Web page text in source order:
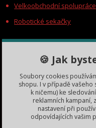
Velkoobchodní spolupráce
Robotické sekačky
KONTAKTY
Zákaznická podpora
+420 735 060 350
(Po-Čt, 8-11, 13-15 hod.)
🍪 Jak
Soubory cookies
shopu. I v případě
k ničemu) ke
reklamních kampaní,
nastavení při
odpovídajících vašim